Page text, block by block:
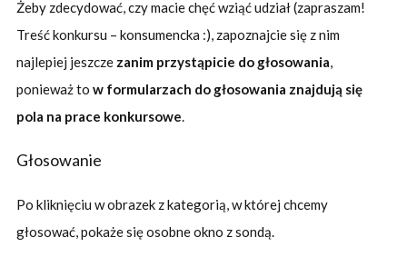
Żeby zdecydować, czy macie chęć wziąć udział (zapraszam!
Treść konkursu – konsumencka :), zapoznajcie się z nim
najlepiej jeszczezanim przystąpicie do głosowania,
ponieważ to w formularzach do głosowania znajdują się
pola na prace konkursowe.
Głosowanie
Po kliknięciu w obrazek z kategorią, w której chcemy
głosować, pokaże się osobne okno z sondą.